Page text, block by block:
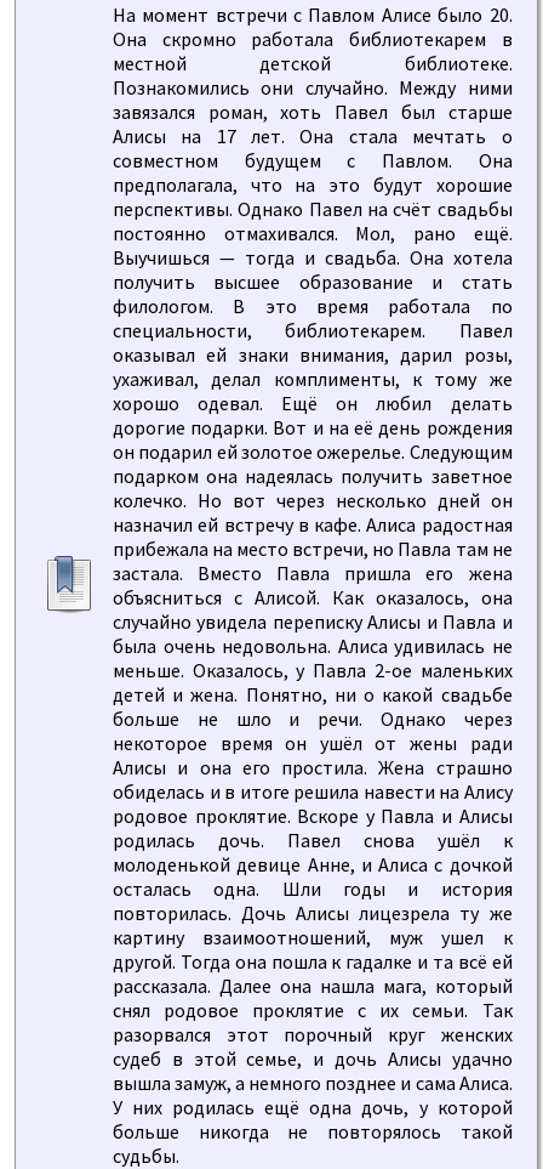
На момент встречи с Павлом Алисе было 20.
Она скромно работала библиотекарем в
местной детской библиотеке.
Познакомились они случайно. Между ними
завязался роман, хоть Павел был старше
Алисы на 17 лет. Она стала мечтать о
совместном будущем с Павлом. Она
предполагала, что на это будут хорошие
перспективы. Однако Павел на счёт свадьбы
постоянно отмахивался. Мол, рано ещё.
Выучишься — тогда и свадьба. Она хотела
получить высшее образование и стать
филологом. В это время работала по
специальности, библиотекарем. Павел
оказывал ей знаки внимания, дарил розы,
ухаживал, делал комплименты, к тому же
хорошо одевал. Ещё он любил делать
дорогие подарки. Вот и на её день рождения
он подарил ей золотое ожерелье. Следующим
подарком она надеялась получить заветное
колечко. Но вот через несколько дней он
назначил ей встречу в кафе. Алиса радостная
прибежала на место встречи, но Павла там не
застала. Вместо Павла пришла его жена
объясниться с Алисой. Как оказалось, она
случайно увидела переписку Алисы и Павла и
была очень недовольна. Алиса удивилась не
меньше. Оказалось, у Павла 2-ое маленьких
детей и жена. Понятно, ни о какой свадьбе
больше не шло и речи. Однако через
некоторое время он ушёл от жены ради
Алисы и она его простила. Жена страшно
обиделась и в итоге решила навести на Алису
родовое проклятие. Вскоре у Павла и Алисы
родилась дочь. Павел снова ушёл к
молоденькой девице Анне, и Алиса с дочкой
осталась одна. Шли годы и история
повторилась. Дочь Алисы лицезрела ту же
картину взаимоотношений, муж ушел к
другой. Тогда она пошла к гадалке и та всё ей
рассказала. Далее она нашла мага, который
снял родовое проклятие с их семьи. Так
разорвался этот порочный круг женских
судеб в этой семье, и дочь Алисы удачно
вышла замуж, а немного позднее и сама Алиса.
У них родилась ещё одна дочь, у которой
больше никогда не повторялось такой
судьбы.